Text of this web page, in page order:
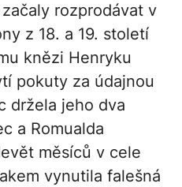
rozprodávat v
z 18. a 19. století
knězi Henryku
pokuty za údajnou
držela jeho dva
a Romualda
měsíců v cele
vynutila falešná